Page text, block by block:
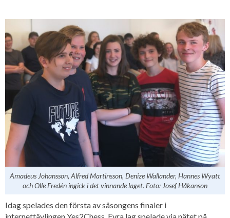
Amadeus Johansson, Alfred Martinsson, Denize Wallander, Hannes Wyatt
och Olle Fredén ingick i det vinnande laget. Foto: Josef Håkanson
Idag spelades den första av säsongens finaler i